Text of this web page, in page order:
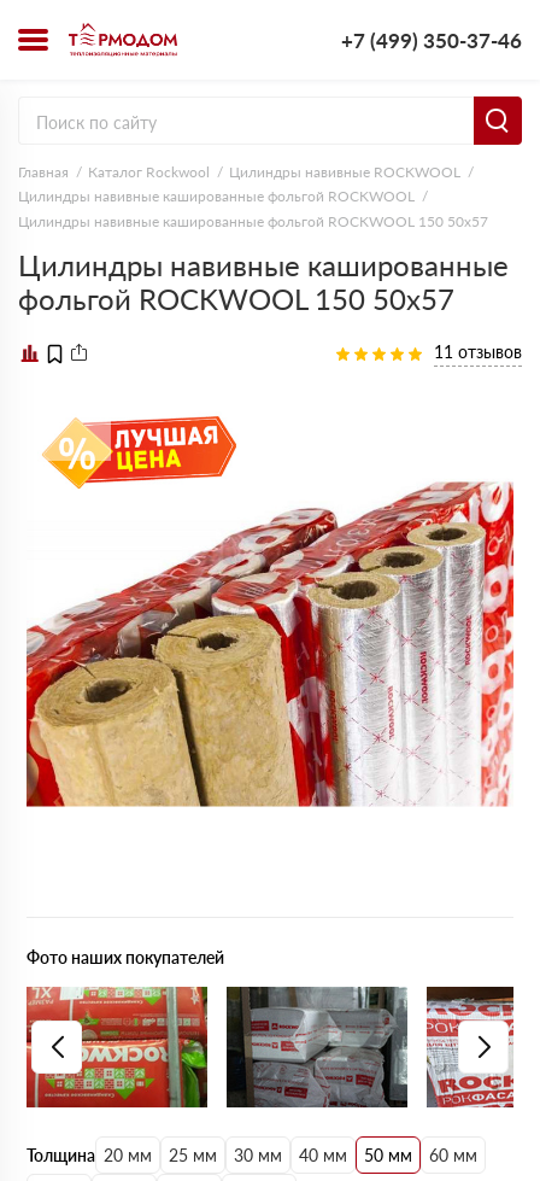
+7 (499) 350-37-46
Главная Каталог Rockwool
Цилиндры навивные ROCKWOOL
Цилиндры навивные кашированные фольгой ROCKWOOL
Цилиндры навивные кашированные фольгой ROCKWOOL 150 50х57
Цилиндры навивные кашированные
фольгой ROCKWOOL 150 50х57
11 отзывов
Толщина 20 мм 25 мм 30 мм 40 мм 50 мм
60 мм
Фото наших покупателей